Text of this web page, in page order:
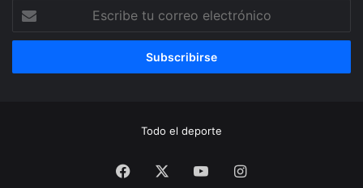
Escribe
tu
correo
Todo el deporte
Facebook YouTubeInstagram